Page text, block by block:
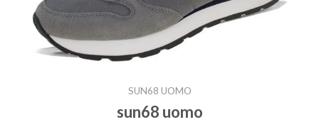
SUN68 UOMO
sun68 uomo